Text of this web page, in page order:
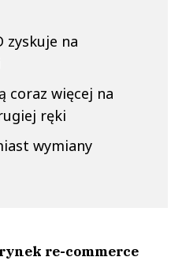
zyskuje na
coraz więcej na
ręki
wymiany
re-commerce